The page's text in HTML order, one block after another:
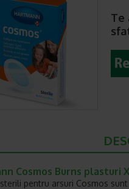
Te
Cosmos Burns plasturi
pentru arsuri Cosmos